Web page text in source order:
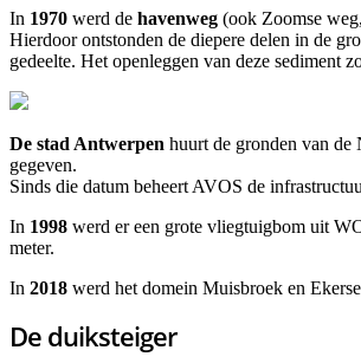
In 1970 werd de havenweg (ook Zoomse
Hierdoor ontstonden de diepere delen in de
gedeelte. Het openleggen van deze sediment
De stad Antwerpen huurt de gronden van de
gegeven.
Sinds die datum beheert AVOS de
In 1998 werd er een grote vliegtuigbom uit
meter.
In 2018 werd het domein Muisbroek en
De duiksteiger